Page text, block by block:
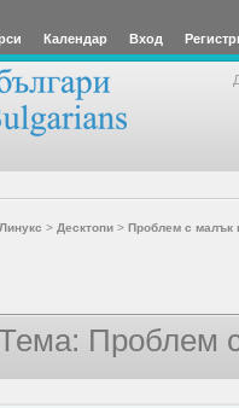
Календар Вход
> Десктопи> Проблем с малък
Проблем